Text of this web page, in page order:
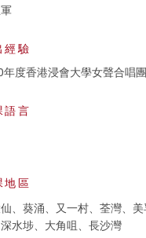
經驗
度香港浸會大學女聲合唱
語言
地區
、葵涌、又一村、荃灣、
水埗、大角咀、長沙灣